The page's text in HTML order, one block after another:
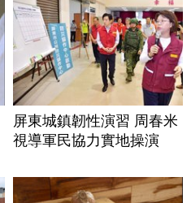
屏東城鎮韌性演習 周春米
視導軍民協力實地操演